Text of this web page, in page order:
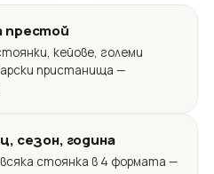
престой
кейове, големи
пристанища —
сезон, година
стоянка в 4 формата —